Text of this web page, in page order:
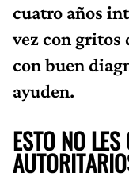
cuatro años
vez con gritos
con buen
ayuden.
ESTO NO